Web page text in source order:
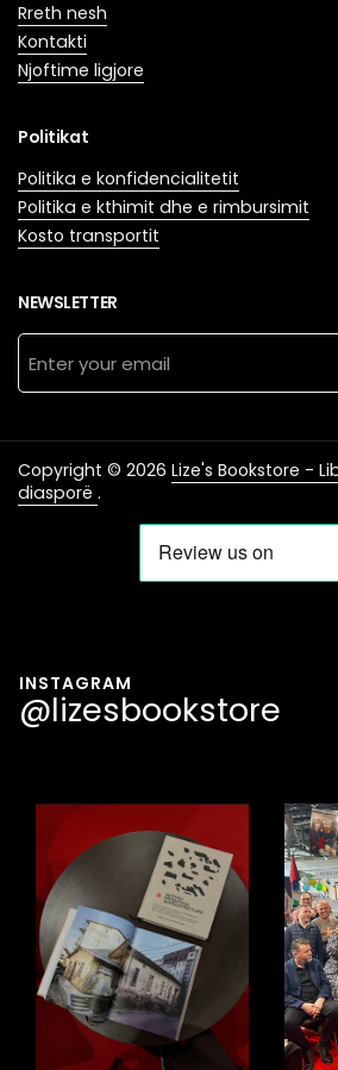
Rreth nesh
Kontakti
Njoftime ligjore
Politikat
Politika e konfidencialitetit
Politika e kthimit dhe e rimbursimit
Kosto transportit
NEWSLETTER
Copyright © 2026 Lize's Bookstore -
diasporë .
INSTAGRAM
@lizesbookstore